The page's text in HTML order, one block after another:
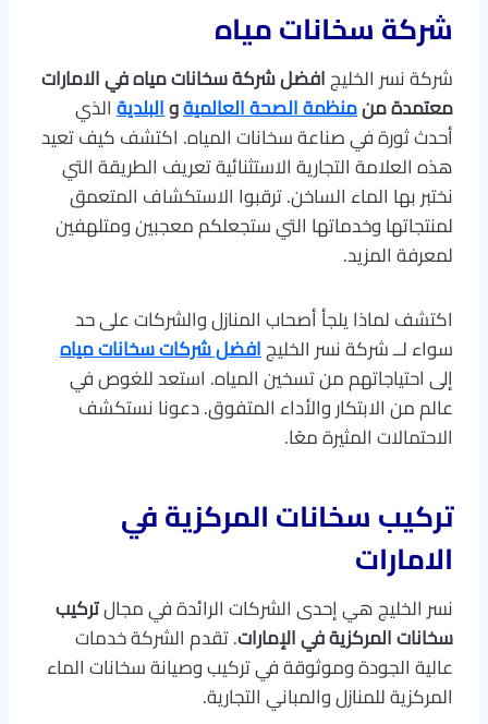
شركة سخانات مياه
شركة نسر الخليجافضل شركة سخانات مياه في الامارات
معتمدة منمنظمة الصحة العالميةوالبلديةالذي
أحدث ثورة في صناعة سخانات المياه. اكتشف كيف تعيد
هذه العلامة التجارية الاستثنائية تعريف الطريقة التي
نختبر بها الماء الساخن. ترقبوا الاستكشاف المتعمق
لمنتجاتها وخدماتها التي ستجعلكم معجبين ومتلهفين
لمعرفة المزيد.
اكتشف لماذا يلجأ أصحاب المنازل والشركات على حد
سواء لــ شركة نسر الخليجافضل شركات سخانات مياه
إلى احتياجاتهم من تسخين المياه. استعد للغوص في
عالم من الابتكار والأداء المتفوق. دعونا نستكشف
الاحتمالات المثيرة معًا.
تركيب سخانات المركزية في
الامارات
نسر الخليج هي إحدى الشركات الرائدة في مجالتركيب
سخانات المركزية في الإمارات. تقدم الشركة خدمات
عالية الجودة وموثوقة في تركيب وصيانة سخانات الماء
المركزية للمنازل والمباني التجارية.